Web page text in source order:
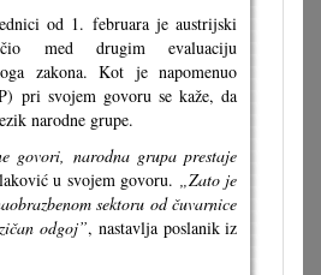
od 1. februara je austrijski
med drugim evaluaciju
zakona. Kot je napomenuo
pri svojem govoru se kaže, da
narodne grupe.
govori, narodna grupa prestaje
u svojem govoru. „Zato je
sektoru od čuvarnice
odgoj”, nastavlja poslanik iz